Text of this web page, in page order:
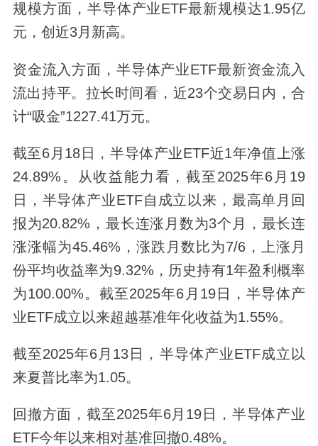
规模方面，半导体产业ETF最新规模达1.95亿
元，创近3月新高。
资金流入方面，半导体产业ETF最新资金流入
流出持平。拉长时间看，近23个交易日内，合
计“吸金”1227.41万元。
截至6月18日，半导体产业ETF近1年净值上涨
24.89%。从收益能力看，截至2025年6月19
日，半导体产业ETF自成立以来，最高单月回
报为20.82%，最长连涨月数为3个月，最长连
涨涨幅为45.46%，涨跌月数比为7/6，上涨月
份平均收益率为9.32%，历史持有1年盈利概率
为100.00%。截至2025年6月19日，半导体产
业ETF成立以来超越基准年化收益为1.55%。
截至2025年6月13日，半导体产业ETF成立以
来夏普比率为1.05。
回撤方面，截至2025年6月19日，半导体产业
ETF今年以来相对基准回撤0.48%。